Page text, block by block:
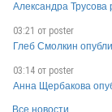
FRA
Александра Трусова
03:21 от poster
Глеб Смолкин
03:14 от poster
Анна Щербакова
Все новости